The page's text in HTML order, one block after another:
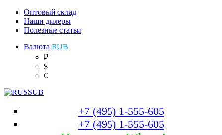
Оптовый склад
Наши дилеры
Полезные статьи
Валюта RUB
₽
$
€
+7 (495) 1-555-605
+7 (495) 1-555-605